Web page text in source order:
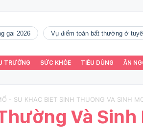
gai 2026 vụ điểm toán bất thường ở
TRƯỜNG SỨC KHỎE TIÊU DÙNG ĂN
- SU KHAC BIET SINH THUONG VA SINH
Và Sinh